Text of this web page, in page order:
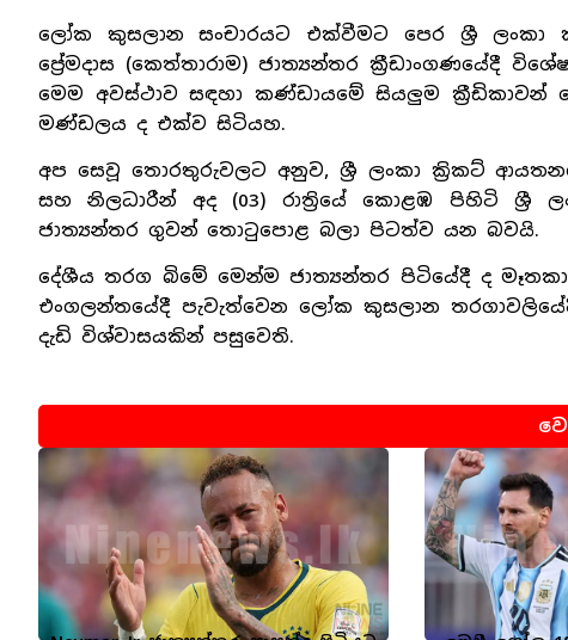
ලෝක කුසලාන සංචාරයට එක්වීමට පෙර ශ්‍රී
ප්‍රේමදාස (කෙත්තාරාම) ජාත්‍යන්තර ක්‍රීඩාංගණයේදී
මෙම අවස්ථාව සඳහා කණ්ඩායමේ සියලුම
මණ්ඩලය ද එක්ව සිටියහ.
අප සෙවූ තොරතුරුවලට අනුව, ශ්‍රී ලංකා ක්‍රිකට්
සහ නිලධාරීන් අද (03) රාත්‍රියේ කොළඹ පිහිටි
ජාත්‍යන්තර ගුවන් තොටුපොළ බලා පිටත්ව යන බවයි.
දේශීය තරග බිමේ මෙන්ම ජාත්‍යන්තර පිටියේදී ද
එංගලන්තයේදී පැවැත්වෙන ලෝක කුසලාන
දැඩි විශ්වාසයකින් පසුවෙති.